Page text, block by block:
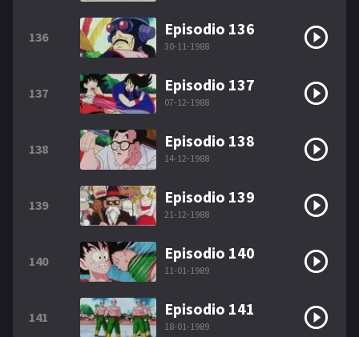
136 Episodio 136
30-11-1988
137 Episodio 137
07-12-1988
138 Episodio 138
14-12-1988
139 Episodio 139
21-12-1988
140 Episodio 140
11-01-1989
141 Episodio 141
18-01-1989